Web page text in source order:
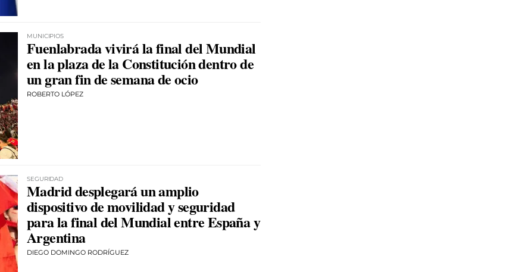
MUNICIPIOS
Fuenlabrada vivirá la final del Mundial
en la plaza de la Constitución dentro de
un gran fin de semana de ocio
ROBERTO LÓPEZ
SEGURIDAD
Madrid desplegará un amplio
dispositivo de movilidad y seguridad
para la final del Mundial entre España y
Argentina
DIEGO DOMINGO RODRÍGUEZ